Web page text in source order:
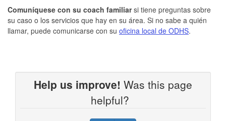
Comuníquese con su coach familiarsi tiene preguntas sobre
su caso o los servicios que hay en su área. Si no sabe a quién
llamar, puede comunicarse con su oficina local de ODHS.
Help us improve! Was this page
helpful?